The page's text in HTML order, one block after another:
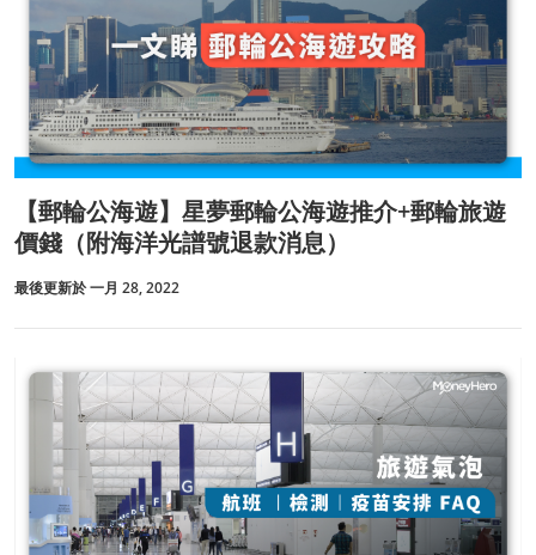
【郵輪公海遊】星夢郵輪公海遊推介+郵輪旅遊
價錢（附海洋光譜號退款消息）
最後更新於 一月 28, 2022